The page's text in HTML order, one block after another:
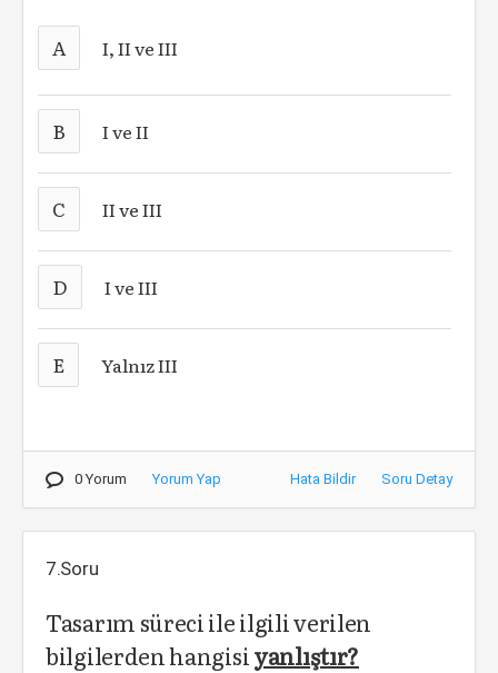
A I, II ve III
B I ve II
C II ve III
D I ve III
E Yalnız III
0 Yorum Yorum Yap Hata Bildir Soru Detay
7.Soru
Tasarım süreci ile ilgili verilen
bilgilerden hangisiyanlıştır?